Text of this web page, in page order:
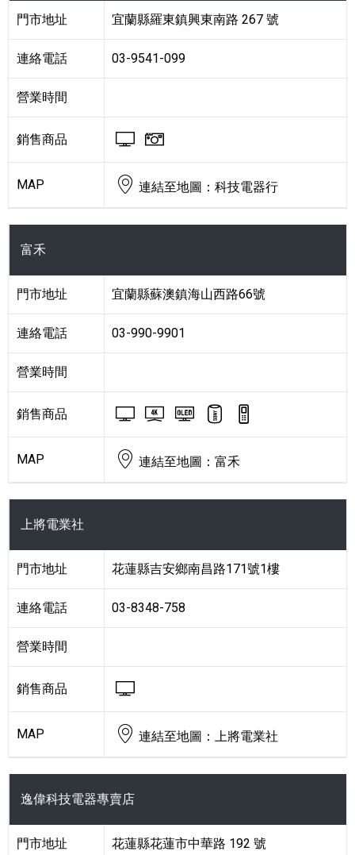
門市地址 宜蘭縣羅東鎮興東南路 267 號
連絡電話 03-9541-099
營業時間
銷售商品 BRAVIA 電視與顯示器
MAP 連結至地圖：科技電器行
富禾
門市地址 宜蘭縣蘇澳鎮海山西路66號
連絡電話 03-990-9901
營業時間
銷售商品 BRAVIA 電視與顯示器
BRAVIA 4K 電視與顯
BRAVIA OLED 電
藍牙喇叭
MAP 連結至地圖：富禾
上將電業社
門市地址 花蓮縣吉安鄉南昌路171號1樓
連絡電話 03-8348-758
營業時間
銷售商品
MAP 連結至地圖：上將電業社
逸偉科技電器專賣店
門市地址 花蓮縣花蓮市中華路 192 號